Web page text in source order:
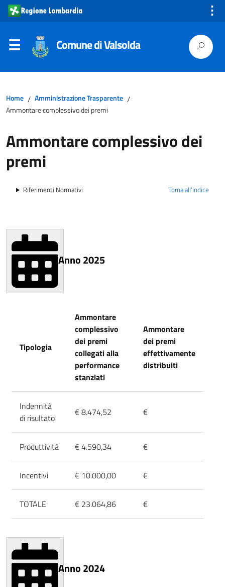
⋮
Comune di Valsolda
Home / Amministrazione Trasparente /
Ammontare complessivo dei premi
Ammontare complessivo dei
premi
Torna all'indice
Riferimenti Normativi
Anno 2025
Tipologia
Ammontare
complessivo
dei premi
collegati alla
performance
stanziati
Ammontare
dei premi
effettivamente
distribuiti
Indennità
di risultato
€ 8.474,52 €
Produttività € 4.590,34 €
Incentivi € 10.000,00 €
TOTALE € 23.064,86 €
Anno 2024